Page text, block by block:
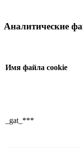
Аналитические
Имя файла cookie
_gat_***